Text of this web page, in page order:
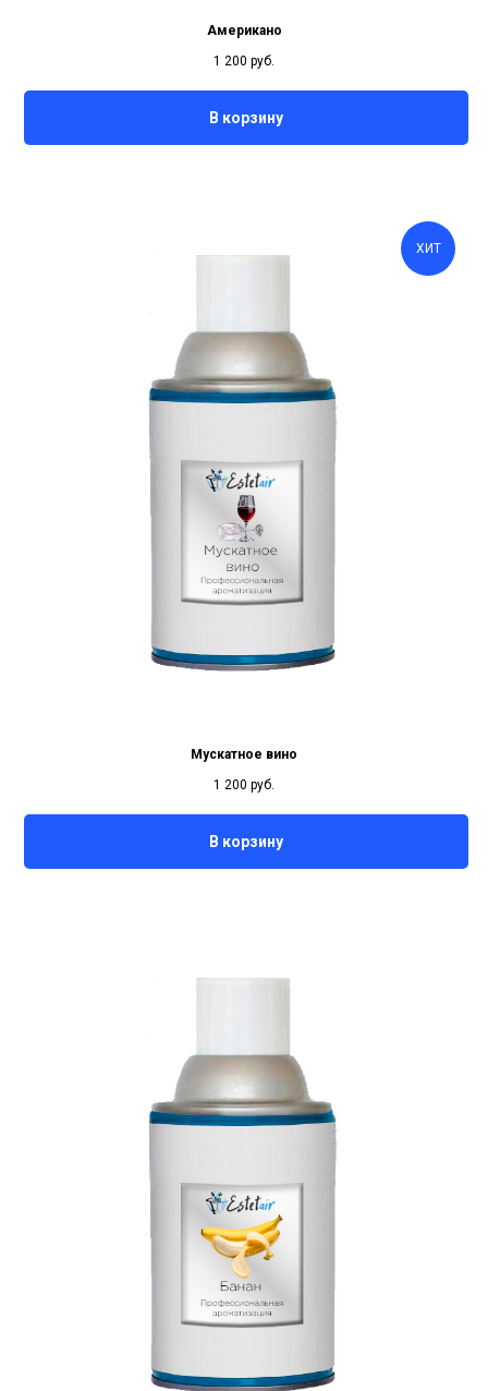
Американо
1 200 руб.
В корзину
ХИТ
Мускатное вино
1 200 руб.
В корзину